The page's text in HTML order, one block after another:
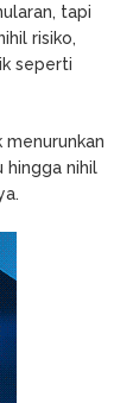
tapi
risiko,
seperti
hingga nihil